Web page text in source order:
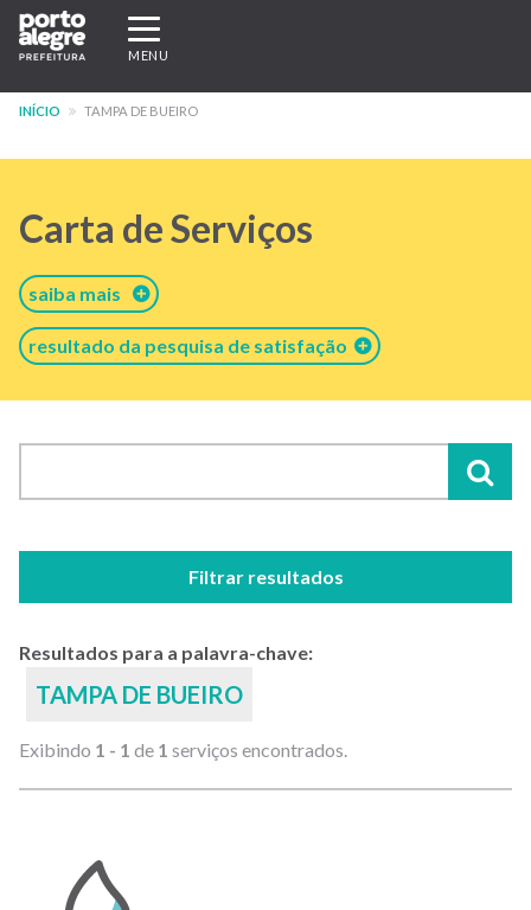
Pular
para
conteúdo
Expandir/recolher
navegação
MENU
INÍCIO TAMPA DE BUEIRO
Carta de Serviços
saiba mais
resultado da pesquisa de satisfação
Filtrar resultados
Resultados para a palavra-chave:
TAMPA DE BUEIRO
Exibindo 1 - 1 de 1 serviços encontrados.